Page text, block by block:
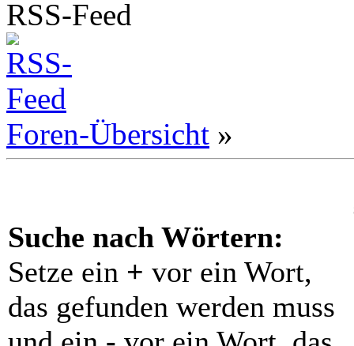
RSS-Feed
Foren-Übersicht »
Suche nach Wörtern:
Setze ein + vor ein Wort,
das gefunden werden muss